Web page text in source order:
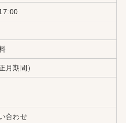
月期間）
合わせ